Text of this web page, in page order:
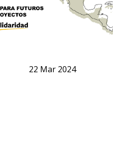
22 Mar 2024